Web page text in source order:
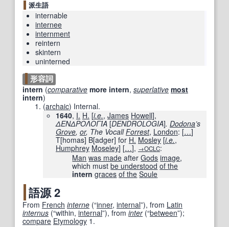
派生語
internable
internee
internment
reintern
skintern
uninterned
形容詞
intern (comparative more intern, superlative most
intern)
(archaic) Internal.
1640, I. H. [i.e., James Howell],
ΔΕΝΔΡΟΛΟΓΊΑ [DENDROLOGIA]. Dodona’s
Grove, or, The VocallForrest, London: […]
T[homas] B[adger] for H. Mosley [i.e.,
Humphrey Moseley] […], →OCLC:
Man was made afterGods image,
which mustbe understood of the
intern graces of the Soule
語源 2
From French interne (“inner, internal”), from Latin
internus (“within, internal”), from inter (“between”);
compare Etymology 1.